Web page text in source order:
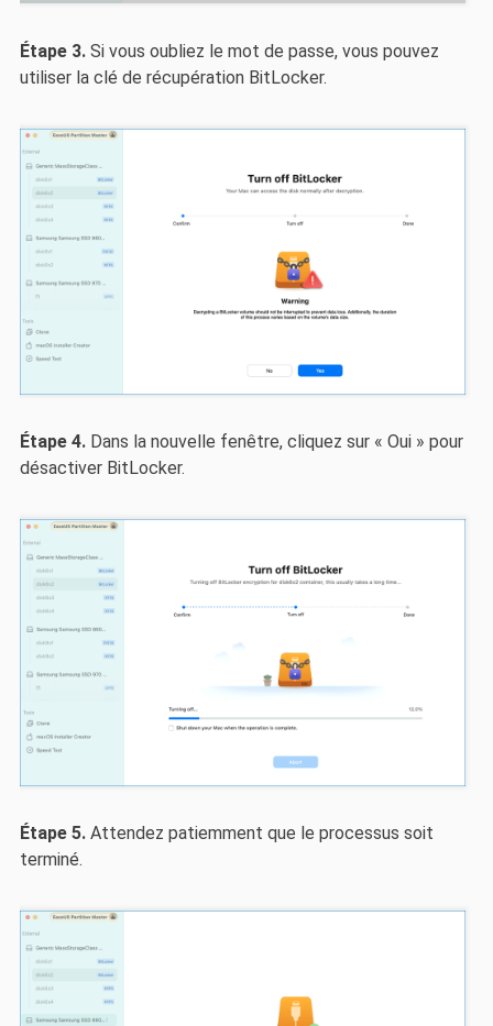
Étape 3.Si vous oubliez le mot de passe, vous pouvez
utiliser la clé de récupération BitLocker.
Étape 4.Dans la nouvelle fenêtre, cliquez sur « Oui » pour
désactiver BitLocker.
Étape 5.Attendez patiemment que le processus soit
terminé.